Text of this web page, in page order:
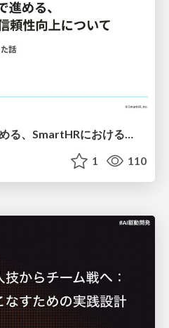
QAエンジニア起点で進める、SmartHRにおける信頼性向上について
1 110